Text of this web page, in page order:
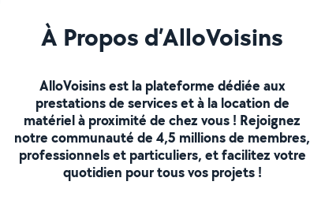
À Propos d’AlloVoisins
AlloVoisins est la plateforme dédiée aux
prestations de services et à la location de
matériel à proximité de chez vous ! Rejoignez
notre communauté de 4,5 millions de membres,
professionnels et particuliers, et facilitez votre
quotidien pour tous vos projets !